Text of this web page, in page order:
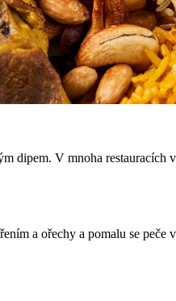
dipem. V mnoha restauracích
a ořechy a pomalu se peče